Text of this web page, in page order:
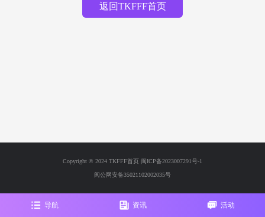
返回TKFFF首页
Copyright © 2024 TKFFF首页 闽ICP备2023007291号-1
闽公网安备35021102002035号
导航 资讯 活动